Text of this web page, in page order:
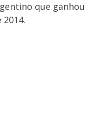
que ganhou